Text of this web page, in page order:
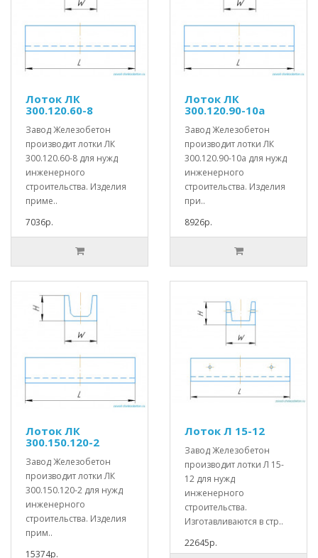
Лоток ЛК
300.120.60-8
Завод Железобетон
производит лотки ЛК
300.120.60-8 для нужд
инженерного
строительства. Изделия
приме..
7036р.
Лоток ЛК
300.120.90-10а
Завод Железобетон
производит лотки ЛК
300.120.90-10а для нужд
инженерного
строительства. Изделия
при..
8926р.
Лоток ЛК
300.150.120-2
Завод Железобетон
производит лотки ЛК
300.150.120-2 для нужд
инженерного
строительства. Изделия
прим..
15374р.
Лоток Л 15-12
Завод Железобетон
производит лотки Л 15-
12 для нужд
инженерного
строительства.
Изготавливаются в стр..
22645р.